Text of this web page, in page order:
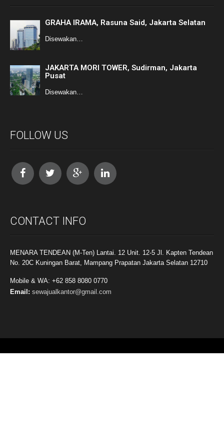
GRAHA IRAMA, Rasuna Said, Jakarta Selatan
Disewakan…
JAKARTA MORI TOWER, Sudirman, Jakarta
Pusat
Disewakan…
FOLLOW US
CONTACT INFO
MENARA TENDEAN (M-Ten) Lantai. 12 Unit. 12-5 Jl. Kapten Tendean
No. 20C Kuningan Barat, Mampang Prapatan Jakarta Selatan 12710
Mobile & WA: +62 858 8080 0770
Email: sewajualkantor@gmail.com